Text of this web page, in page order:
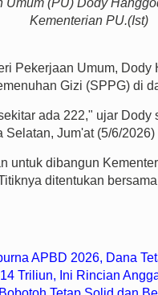
Kementerian PU.(Ist)
Pekerjaan Umum,
Gizi (SPPG) di
ada 222," ujar
Selatan, Jum'at (5/6/2026)
untuk dibangun
ditentukan
APBD 2026, Dana
Triliun, Ini Rincian